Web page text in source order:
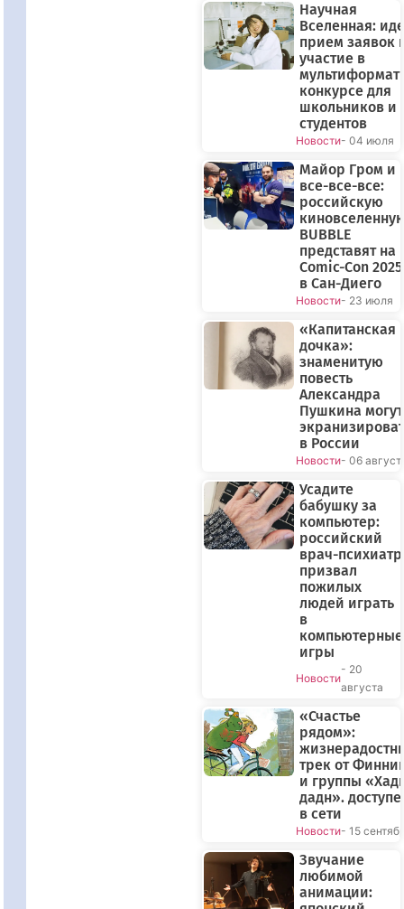
Научная
Вселенная:
прием заявок
участие в
конкурсе для
школьников и
студентов
Новости- 04 июля
Майор Гром и
все-все-все:
российскую
BUBBLE
представят на
Comic-Con 2025
в Сан-Диего
Новости- 23 июля
«Капитанская
дочка»:
знаменитую
повесть
Александра
Пушкина могут
в России
Новости- 06
Усадите
бабушку за
компьютер:
российский
врач-психиатр
призвал
пожилых
людей играть
в
компьютерные
игры
Новости
- 20
августа
«Счастье
рядом»:
трек от
и группы
дадн».
в сети
Новости- 15
Звучание
любимой
анимации: